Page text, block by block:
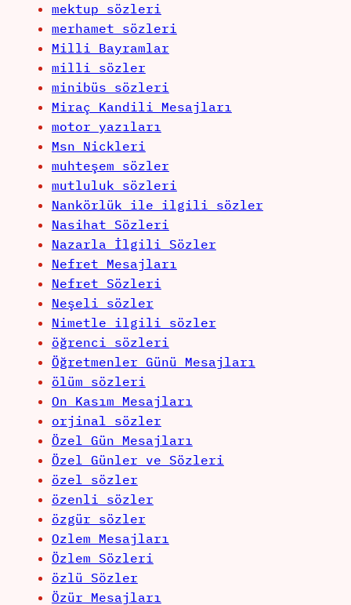
mektup sözleri
merhamet sözleri
Milli Bayramlar
milli sözler
minibüs sözleri
Miraç Kandili Mesajları
motor yazıları
Msn Nickleri
muhteşem sözler
mutluluk sözleri
Nankörlük ile ilgili sözler
Nasihat Sözleri
Nazarla İlgili Sözler
Nefret Mesajları
Nefret Sözleri
Neşeli sözler
Nimetle ilgili sözler
öğrenci sözleri
Öğretmenler Günü Mesajları
ölüm sözleri
On Kasım Mesajları
orjinal sözler
Özel Gün Mesajları
Özel Günler ve Sözleri
özel sözler
özenli sözler
özgür sözler
Ozlem Mesajları
Özlem Sözleri
özlü Sözler
Özür Mesajları